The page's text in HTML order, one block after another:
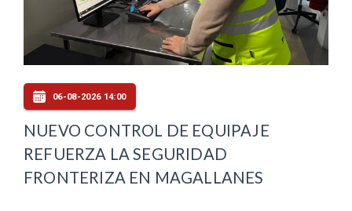
06-08-2026 14:00
NUEVO CONTROL DE EQUIPAJE
REFUERZA LA SEGURIDAD
FRONTERIZA EN MAGALLANES